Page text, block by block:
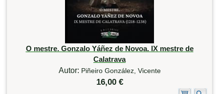
O mestre. Gonzalo Yáñez de Novoa. IX mestre de
Calatrava
Autor: Piñeiro González, Vicente
16,00 €